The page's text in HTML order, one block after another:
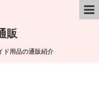
販
ド用品の通販紹介